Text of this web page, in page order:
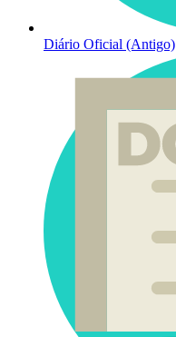
Diário Oficial (Antigo)